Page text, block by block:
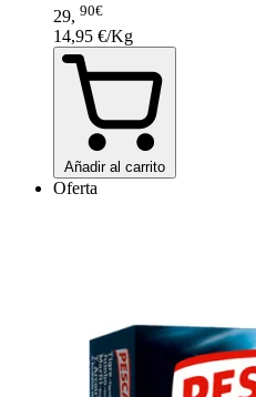
29, 90€
14,95 €/Kg
Añadir al carrito
Oferta